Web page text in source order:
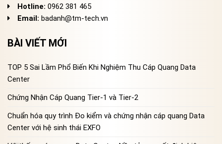
Hotline: 0962 381 465
Email: badanh@tm-tech.vn
BÀI VIẾT MỚI
TOP 5 Sai Lầm Phổ Biến Khi Nghiệm Thu Cáp Quang Data
Center
Chứng Nhận Cáp Quang Tier-1 và Tier-2
Chuẩn hóa quy trình Đo kiểm và chứng nhận cáp quang Data
Center với hệ sinh thái EXFO